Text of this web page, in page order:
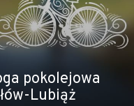
pokolejowa
Lubiąż